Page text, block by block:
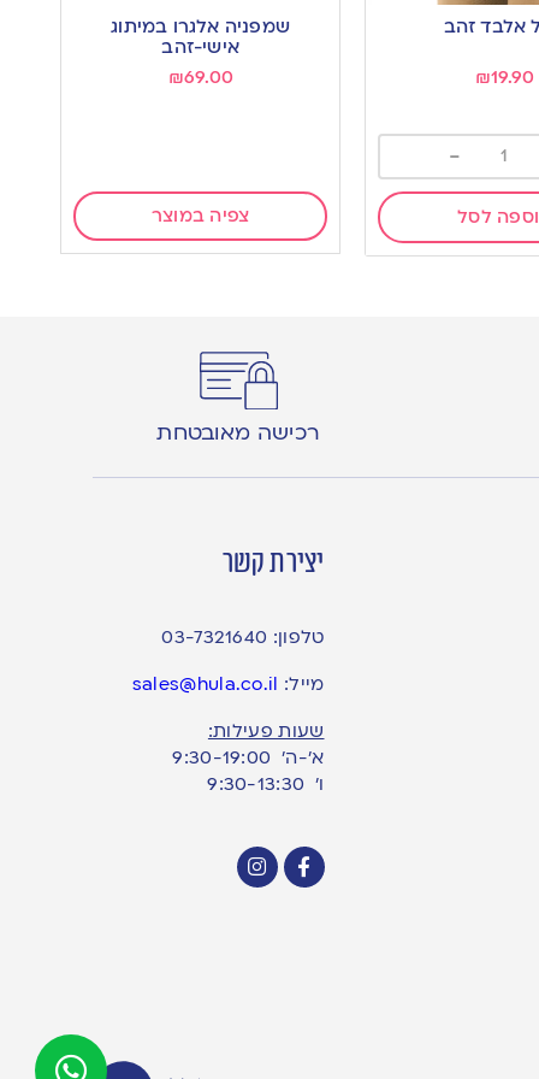
אלבד זהב
₪19.90
-
לסל
שמפניה אלגרו במיתוג
אישי-זהב
₪69.00
צפיה במוצר
רכישה מאובטחת
יצירת קשר
טלפון: 03-7321640
מייל: sales@hula.co.il
שעות פעילות:
א’-ה’ 9:30-19:00
ו׳ 9:30-13:30